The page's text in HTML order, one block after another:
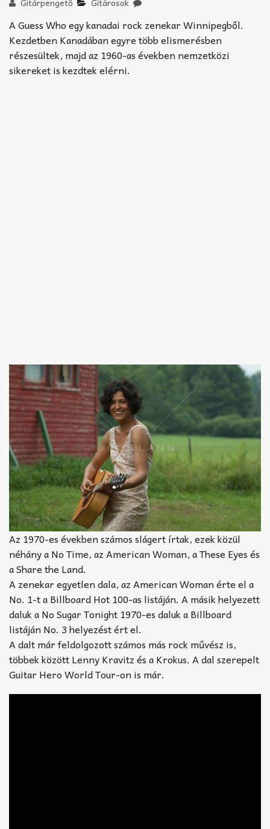
TABok
Improvizáció
A Guess Who egy kanadai rock zenekar Winnipegből.
Kezdetben Kanadában egyre több elismerésben
részesültek, majd az 1960-as években nemzetközi
sikereket is kezdtek elérni.
Az 1970-es években számos slágert írtak, ezek közül
néhány a No Time, az American Woman, a These Eyes és
a Share the Land.
A zenekar egyetlen dala, az American Woman érte el a
No. 1-t a Billboard Hot 100-as listáján. A másik helyezett
daluk a No Sugar Tonight 1970-es daluk a Billboard
listáján No. 3 helyezést ért el.
A dalt már feldolgozott számos más rock művész is,
többek között Lenny Kravitz és a Krokus. A dal szerepelt
Guitar Hero World Tour-on is már.